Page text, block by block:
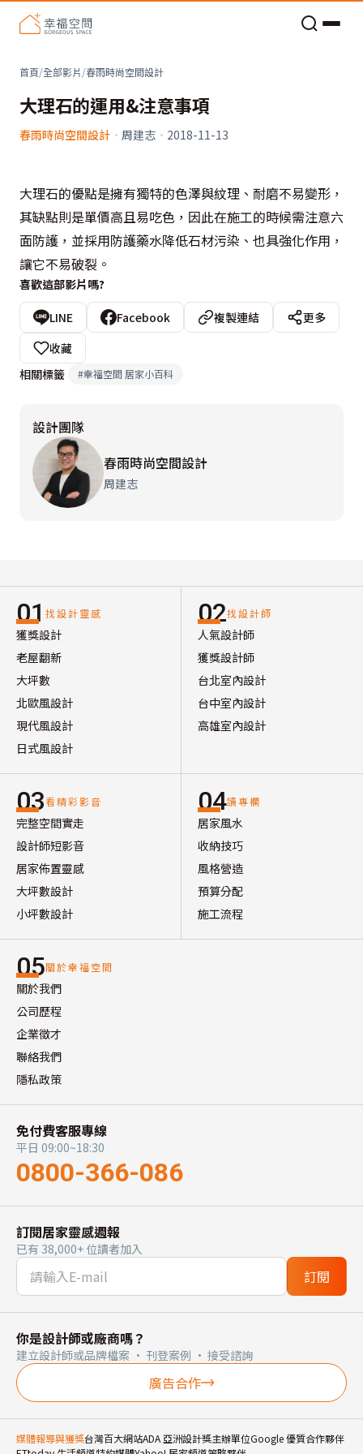
首頁/全部影片/春雨時尚空間設計
大理石的運用&注意事項
春雨時尚空間設計 · 周建志 · 2018-11-13
大理石的優點是擁有獨特的色澤與紋理、耐磨不易變形，
其缺點則是單價高且易吃色，因此在施工的時候需注意六
面防護，並採用防護藥水降低石材污染、也具強化作用，
讓它不易破裂。
喜歡這部影片嗎?
LINE Facebook 複製連結
更多
收藏
相關標籤
#幸福空間 居家小百科
設計團隊
春雨時尚空間設計
周建志
01 找設計靈感
獲獎設計
老屋翻新
大坪數
北歐風設計
現代風設計
日式風設計
02找設計師
人氣設計師
獲獎設計師
台北室內設計
台中室內設計
高雄室內設計
03看精彩影音
完整空間實走
設計師短影音
居家佈置靈感
大坪數設計
小坪數設計
04讀專欄
居家風水
收納技巧
風格營造
預算分配
施工流程
05關於幸福空間
關於我們
公司歷程
企業徵才
聯絡我們
隱私政策
免付費客服專線
平日 09:00~18:30
0800-366-086
訂閱居家靈感週報
已有 38,000+ 位讀者加入
訂閱
你是設計師或廠商嗎？
建立設計師或品牌檔案 · 刊登案例 · 接受諮詢
廣告合作
媒體報導與獲獎台灣百大網站ADA 亞洲設計獎主辦單位Google 優質合作夥伴